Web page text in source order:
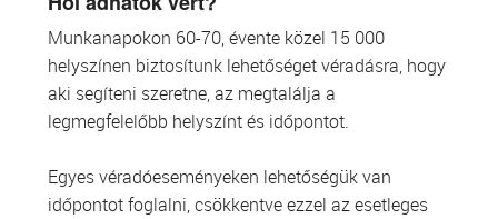
ŐSSEJT DONÁCIÓ
VÁRÓLISTÁK
Munkanapokon 60-70, évente közel 15 000
helyszínen biztosítunk lehetőséget véradásra, hogy
aki segíteni szeretne, az megtalálja a
legmegfelelőbb helyszínt és időpontot.
Egyes véradóeseményeken lehetőségük van
időpontot foglalni, csökkentve ezzel az esetleges